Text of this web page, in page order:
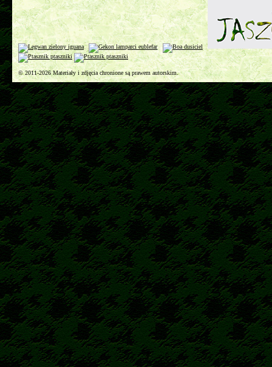
© 2011-2026 Materiały i zdjęcia chronione są prawem autorskim.